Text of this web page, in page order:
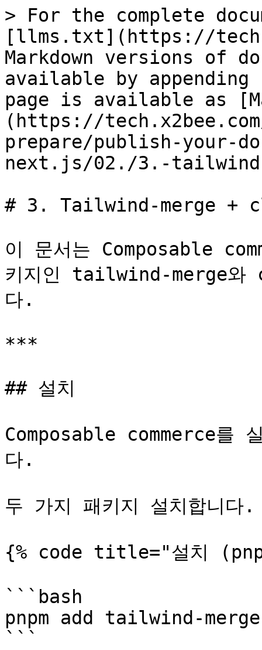
> For the complete
[llms.txt](https://
Markdown versions of
available by
page is available as
(https://
prepare/publish-your-
next.js/02./3.-
# 3. Tailwind-merge +
이 문서는 Composable
키지인 tailwind-merge와
다.
***
## 설치
Composable commerce를
다.
두 가지 패키지 설치합니다.
{% code title="설치
```bash
pnpm add tailwind-
```